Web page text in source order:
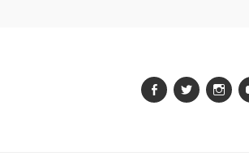
Facebook
Twitter